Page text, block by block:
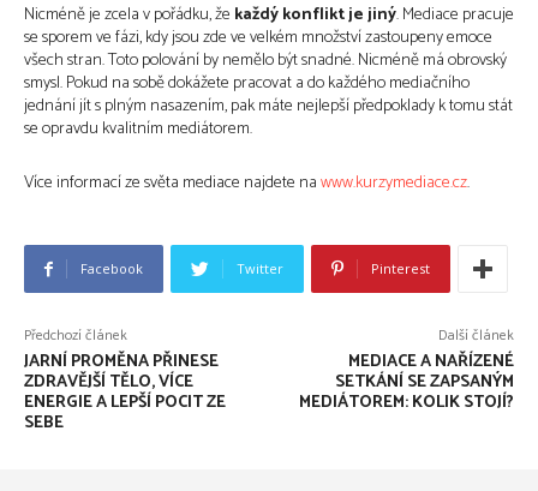
Nicméně je zcela v pořádku, že každý konflikt je jiný. Mediace pracuje
se sporem ve fázi, kdy jsou zde ve velkém množství zastoupeny emoce
všech stran. Toto polování by nemělo být snadné. Nicméně má obrovský
smysl. Pokud na sobě dokážete pracovat a do každého mediačního
jednání jít s plným nasazením, pak máte nejlepší předpoklady k tomu stát
se opravdu kvalitním mediátorem.
Více informací ze světa mediace najdete nawww.kurzymediace.cz.
Facebook Twitter Pinterest
Předchozí článek
JARNÍ PROMĚNA PŘINESE
ZDRAVĚJŠÍ TĚLO, VÍCE
ENERGIE A LEPŠÍ POCIT ZE
SEBE
Další článek
MEDIACE A NAŘÍZENÉ
SETKÁNÍ SE ZAPSANÝM
MEDIÁTOREM: KOLIK STOJÍ?